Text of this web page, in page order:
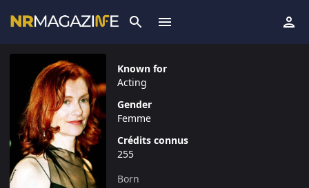
Known for
Acting
Gender
Femme
Crédits connus
255
Born